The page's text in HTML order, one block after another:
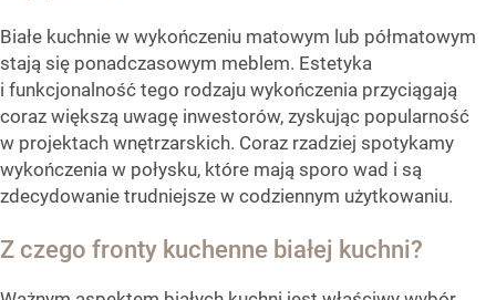
Białe kuchnie w wykończeniu matowym lub półmatowym
stają się ponadczasowym meblem. Estetyka
i funkcjonalność tego rodzaju wykończenia przyciągają
coraz większą uwagę inwestorów, zyskując popularność
w projektach wnętrzarskich. Coraz rzadziej spotykamy
wykończenia w połysku, które mają sporo wad i są
zdecydowanie trudniejsze w codziennym użytkowaniu.
Z czego fronty kuchenne białej kuchni?